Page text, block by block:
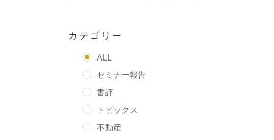
カテゴリー
ALL
セミナー報告
書評
トピックス
不動産